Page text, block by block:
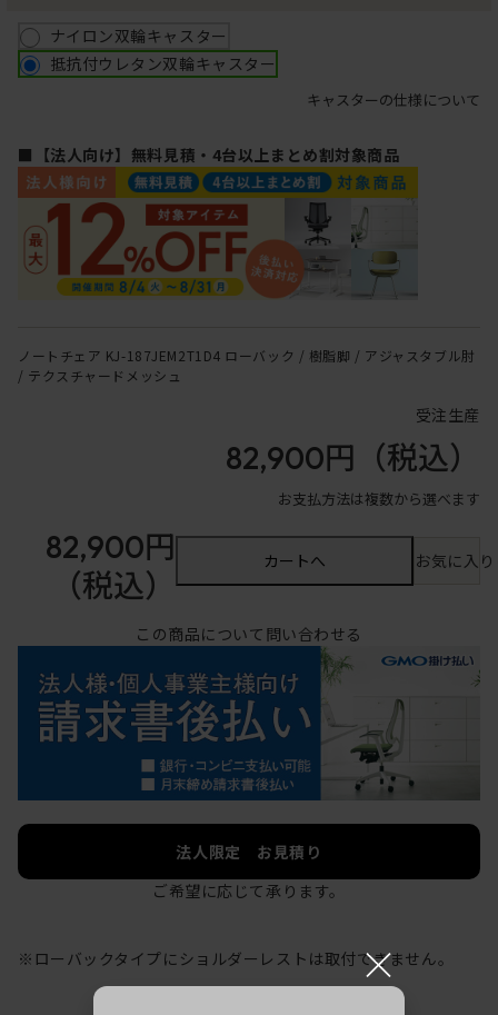
ナイロン双輪キャスター
抵抗付ウレタン双輪キャスター
キャスターの仕様について
■【法人向け】無料見積・4台以上まとめ割対象商品
ノートチェア KJ-187JEM2T1D4 ローバック / 樹脂脚 / アジャスタブル肘
/ テクスチャードメッシュ
受注生産
82,900円 （税込）
お支払方法は複数から選べます
82,900円
（税込）
カートへ お気に入
この商品について問い合わせる
法人限定 お見積り
ご希望に応じて承ります。
※ローバックタイプにショルダーレストは取付できません。
×